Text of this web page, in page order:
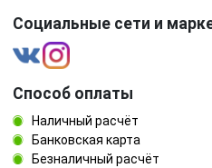
Социальные сети и
Способ оплаты
Наличный расчёт
Банковская карта
Безналичный расчёт